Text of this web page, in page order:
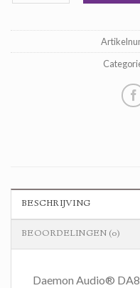
BESCHRIJVING
BEOORDELINGEN (0)
Daemon Audio®